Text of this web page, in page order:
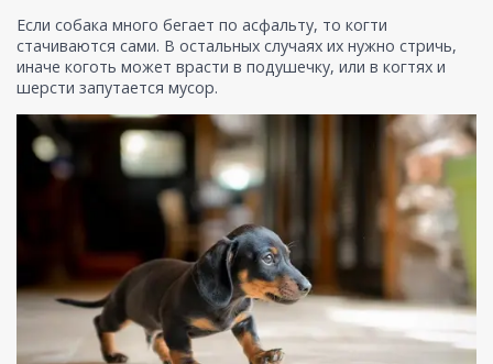
Если собака много бегает по асфальту, то когти
стачиваются сами. В остальных случаях их нужно стричь,
иначе коготь может врасти в подушечку, или в когтях и
шерсти запутается мусор.